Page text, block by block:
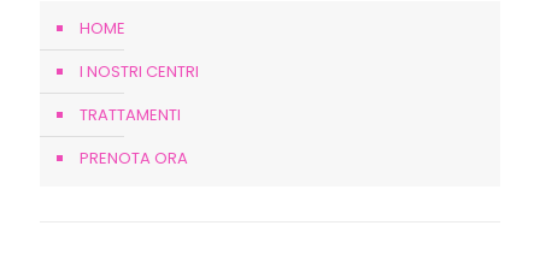
HOME
I NOSTRI CENTRI
TRATTAMENTI
PRENOTA ORA